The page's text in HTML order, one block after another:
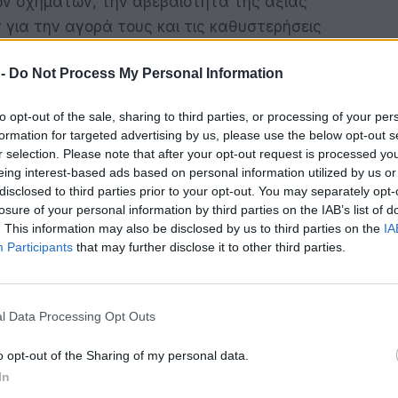
Do Not Process My Personal Information
opt-out of the sale, sharing to third parties, or processing of your
for targeted advertising by us, please use the below opt-out
selection. Please note that after your opt-out request is processed
interest-based ads based on personal information utilized by us
to third parties prior to your opt-out. You may separately
of your personal information by third parties on the IAB’s list of
This information may also be disclosed by us to third parties on the
Participants that may further disclose it to other third parties.
Data Processing Opt Outs
opt-out of the Sharing of my personal data.
την αγορά τους και τις καθυστερήσεις
υποδομών φόρτισης.
δράση σε όλο το οικοσύστημα. Οι
πρέπει να ευθυγραμμίσουν τα οχήματα με
και να μεγιστοποιήσουν την έξυπνη
με την έκθεση, αποτελεί βασικό
και τη βελτίωση των περιθωρίων
να μειώσουν τις αρχικές
των πληροφοριών σχετικά με τις
στην αξία μεταπώλησης, μέσω
δεδομένων. Οι υπεύθυνοι
οφείλουν να παρέχουν σταθερή, πολυετή
διαχειριστές δικτύων και οι πάροχοι
τα χρονοδιαγράμματα σύνδεσης